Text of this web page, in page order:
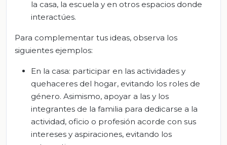
la casa, la escuela y en otros espacios donde
interactúes.
Para complementar tus ideas, observa los
siguientes ejemplos:
En la casa: participar en las actividades y
quehaceres del hogar, evitando los roles de
género. Asimismo, apoyar a las y los
integrantes de la familia para dedicarse a la
actividad, oficio o profesión acorde con sus
intereses y aspiraciones, evitando los